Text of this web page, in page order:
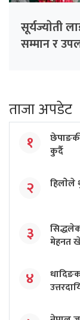
सूर्यज्याेती
सम्मान र
ताजा अपडेट
१
कुर्दै
२ हिलाेेले
३
मेहनत
४